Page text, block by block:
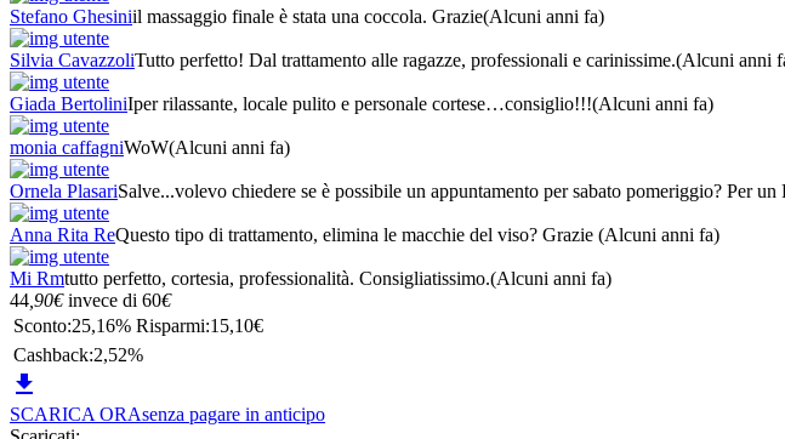
Stefano Ghesiniil massaggio finale è stata una coccola. Grazie(Alcuni anni fa)
Silvia CavazzoliTutto perfetto! Dal trattamento alle ragazze, professionali e carinissime.(Alcuni anni
Giada BertoliniIper rilassante, locale pulito e personale cortese…consiglio!!!(Alcuni anni fa)
monia caffagniWoW(Alcuni anni fa)
Ornela PlasariSalve...volevo chiedere se è possibile un appuntamento per sabato pomeriggio? Per
Anna Rita ReQuesto tipo di trattamento, elimina le macchie del viso? Grazie (Alcuni anni fa)
Mi Rmtutto perfetto, cortesia, professionalità. Consigliatissimo.(Alcuni anni fa)
44 ,90€ invece di 60€
Sconto:25,16% Risparmi:15,10€
Cashback:2,52%

SCARICA ORAsenza pagare in anticipo